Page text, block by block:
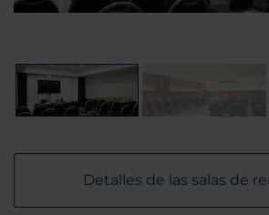
Detalles de las salas de